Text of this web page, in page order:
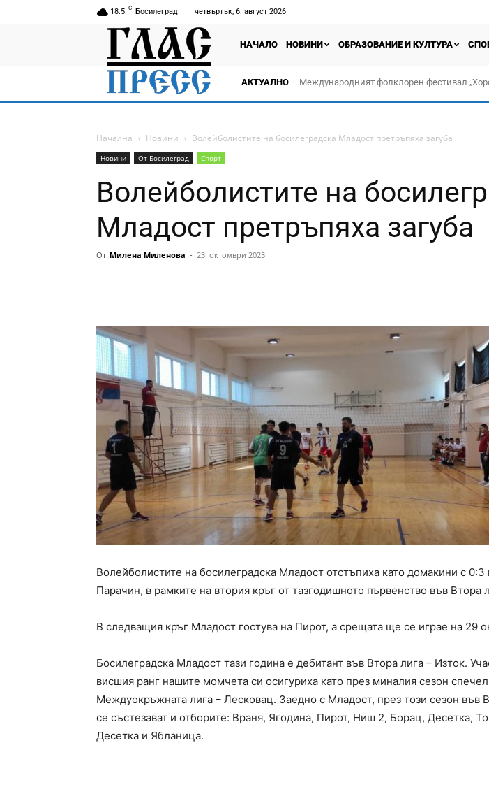
18.5 C Босилеград четвъртък, 6. август 2026
НАЧАЛО НОВИНИ ОБРАЗОВАНИЕ И КУЛТУРА
АКТУАЛНО Международният фолклорен фестивал
Начална Новини Волейболистите на босилеградска Младост претръпяха загуба
Новини От Босилеград Спорт
Волейболистите на
Младост претръпяха загуба
От Милена Миленова - 23. октомври 2023
Волейболистите на босилеградска Младост отстъпиха като домакини с
Парачин, в рамките на втория кръг от тазгодишното първенство във Втора
В следващия кръг Младост гостува на Пирот, а срещата ще се играе на 29
Босилеградска Младост тази година е дебитант във Втора лига – Изток.
висшия ранг нашите момчета си осигуриха като през миналия сезон
Междуокръжната лига – Лесковац. Заедно с Младост, през този сезон във
се състезават и отборите: Враня, Ягодина, Пирот, Ниш 2, Борац, Десетка,
Десетка и Ябланица.